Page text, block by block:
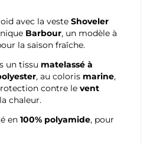
avec la veste Shoveler
Barbour, un modèle à
la saison fraîche.
un tissu matelassé à
, au coloris marine,
contre le vent
chaleur.
en 100% polyamide, pour